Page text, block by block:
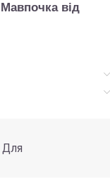
від
Для